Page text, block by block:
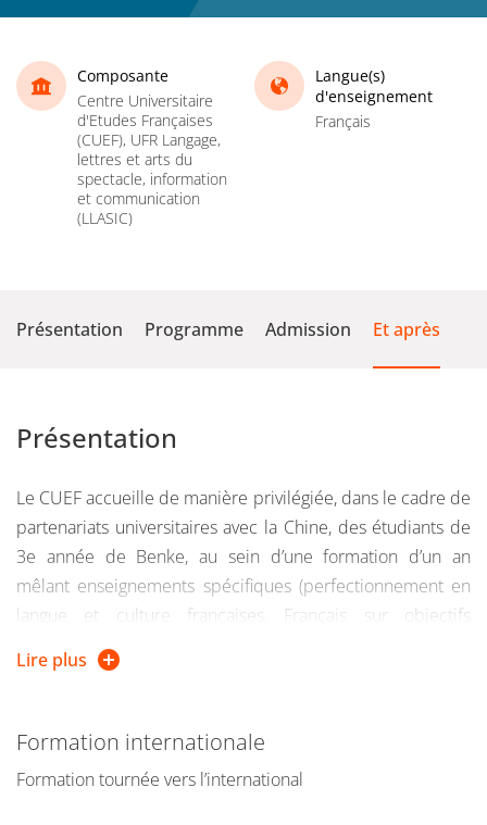
Composante
Centre Universitaire
d'Etudes Françaises
(CUEF), UFR Langage,
lettres et arts du
spectacle, information
et communication
(LLASIC)
Langue(s)
d'enseignement
Français
Présentation Programme Admission Et après
Présentation
Le CUEF accueille de manière privilégiée, dans le cadre de
partenariats universitaires avec la Chine, des étudiants de
3e année de Benke, au sein d’une formation d’un an
mêlant enseignements spécifiques (perfectionnement en
langue et culture françaises, Français sur objectifs
universitaires) et enseignements disciplinaires (Lettres,
Sciences du langage et Communication) empruntés au
Lettres, Arts du spectacle, Information et Communication)
Lire plus
Formation internationale
Formation tournée vers l’international